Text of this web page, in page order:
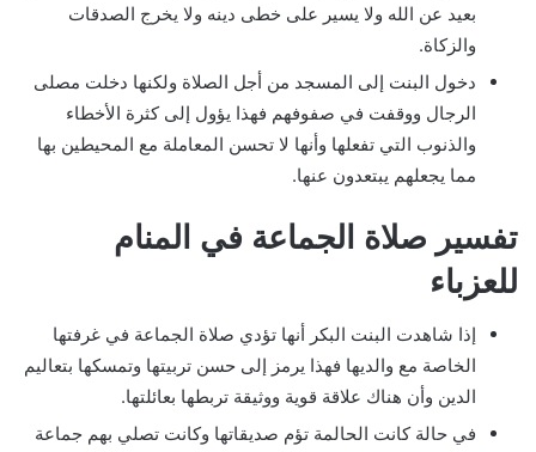
بعيد عن الله ولا يسير على خطى دينه ولا يخرج الصدقات
والزكاة.
دخول البنت إلى المسجد من أجل الصلاة ولكنها دخلت مصلى
الرجال ووقفت في صفوفهم فهذا يؤول إلى كثرة الأخطاء
والذنوب التي تفعلها وأنها لا تحسن المعاملة مع المحيطين بها
مما يجعلهم يبتعدون عنها.
تفسير صلاة الجماعة في المنام
للعزباء
إذا شاهدت البنت البكر أنها تؤدي صلاة الجماعة في غرفتها
الخاصة مع والديها فهذا يرمز إلى حسن تربيتها وتمسكها بتعاليم
الدين وأن هناك علاقة قوية ووثيقة تربطها بعائلتها.
في حالة كانت الحالمة تؤم صديقاتها وكانت تصلي بهم جماعة